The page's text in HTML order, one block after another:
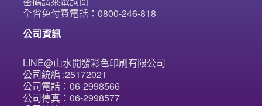
全省免付費電話：0800-246-818
公司資訊
LINE@山水開發彩色印刷有限公司
公司統編 :25172021
公司電話：06-2998566
公司傳真：06-2998577